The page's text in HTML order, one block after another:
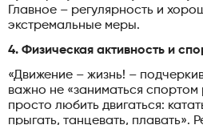
Главное – регулярность и
экстремальные меры.
4. Физическая активность и
«Движение – жизнь! –
важно не «заниматься спортом
просто любить двигаться:
прыгать, танцевать, плавать».